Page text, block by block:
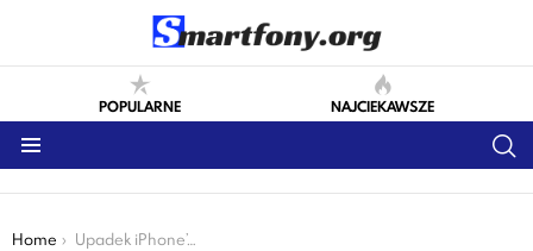
POPULARNE NAJCIEKAWSZE
You are here:
Home Upadek iPhone’a 7 z helikoptera [WIDEO]